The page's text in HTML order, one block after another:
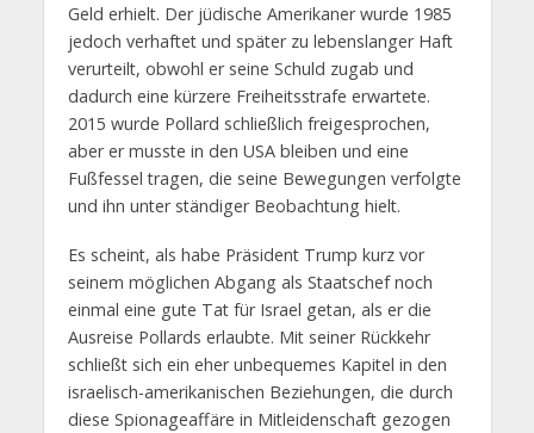
Geld erhielt. Der jüdische Amerikaner wurde 1985
jedoch verhaftet und später zu lebenslanger Haft
verurteilt, obwohl er seine Schuld zugab und
dadurch eine kürzere Freiheitsstrafe erwartete.
2015 wurde Pollard schließlich freigesprochen,
aber er musste in den USA bleiben und eine
Fußfessel tragen, die seine Bewegungen verfolgte
und ihn unter ständiger Beobachtung hielt.
Es scheint, als habe Präsident Trump kurz vor
seinem möglichen Abgang als Staatschef noch
einmal eine gute Tat für Israel getan, als er die
Ausreise Pollards erlaubte. Mit seiner Rückkehr
schließt sich ein eher unbequemes Kapitel in den
israelisch-amerikanischen Beziehungen, die durch
diese Spionageaffäre in Mitleidenschaft gezogen